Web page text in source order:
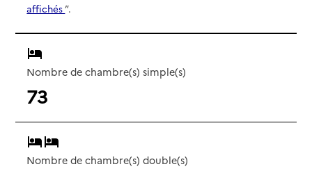
affichés”.
Nombre de chambre(s) simple(s)
73
Nombre de chambre(s) double(s)